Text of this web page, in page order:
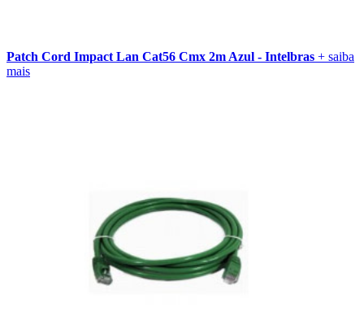
Patch Cord Impact Lan Cat56 Cmx 2m Azul - Intelbras + saiba
mais